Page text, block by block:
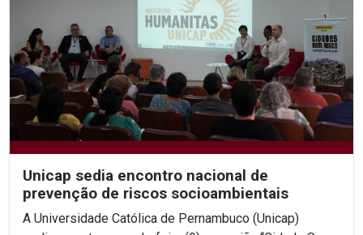
Unicap sedia encontro nacional de
prevenção de riscos socioambientais
A Universidade Católica de Pernambuco (Unicap)